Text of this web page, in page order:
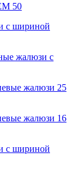
50
с шириной
жалюзи с
жалюзи 25
жалюзи 16
с шириной